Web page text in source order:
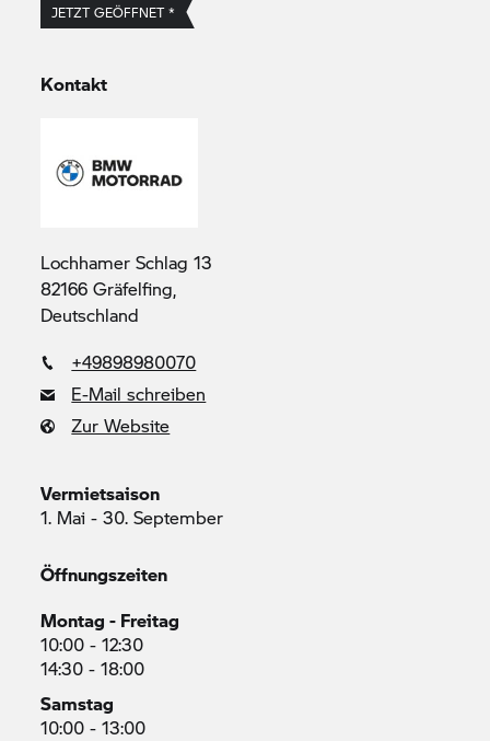
JETZT GEÖFFNET *
Kontakt
Lochhamer Schlag 13
82166 Gräfelfing,
Deutschland
+49898980070
E-Mail schreiben
Zur Website
Vermietsaison
1. Mai - 30. September
Öffnungszeiten
Montag - Freitag
10:00 - 12:30
14:30 - 18:00
Samstag
10:00 - 13:00